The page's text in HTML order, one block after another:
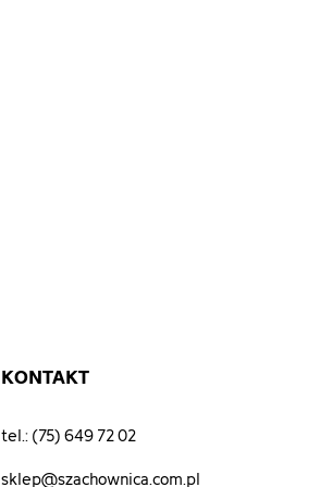
KONTAKT
tel.: (75) 649 72 02
sklep@szachownica.com.pl